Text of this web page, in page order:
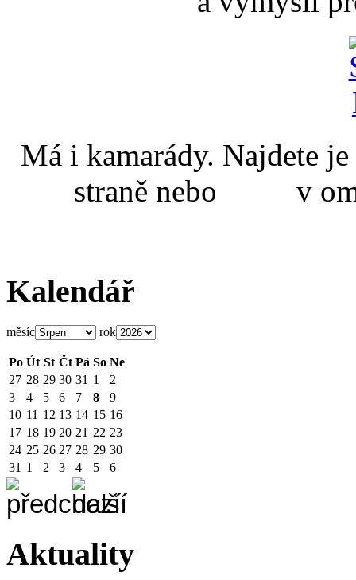
Má i kamarády.
straně nebo v
Kalendář
měsíc rok
Po Út St Čt Pá So Ne
27 28 29 30 31 1
2
3
4 5 6 7 8
9
10 11 12 13 14 15 16
17 18 19 20 21 22 23
24 25 26 27 28 29 30
31 1 2 3 4 5 6
Aktuality